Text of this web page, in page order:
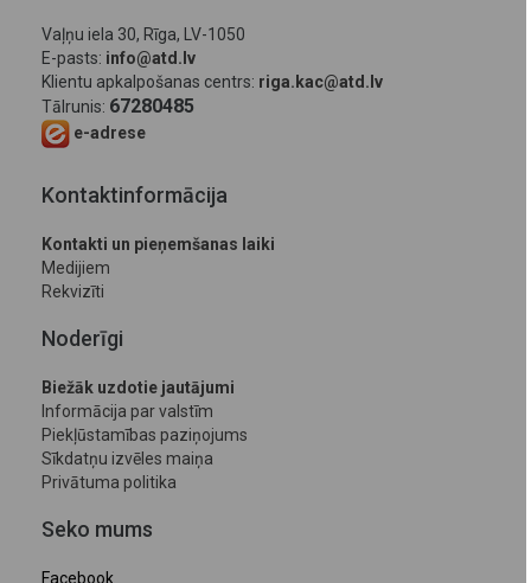
Vaļņu iela 30, Rīga, LV-1050
E-pasts: info@atd.lv
Klientu apkalpošanas centrs: riga.kac@atd.lv
Tālrunis: 67280485
e-adrese
Kontaktinformācija
Kontakti un pieņemšanas laiki
Medijiem
Rekvizīti
Noderīgi
Biežāk uzdotie jautājumi
Informācija par valstīm
Piekļūstamības paziņojums
Sīkdatņu izvēles maiņa
Privātuma politika
Seko mums
Facebook